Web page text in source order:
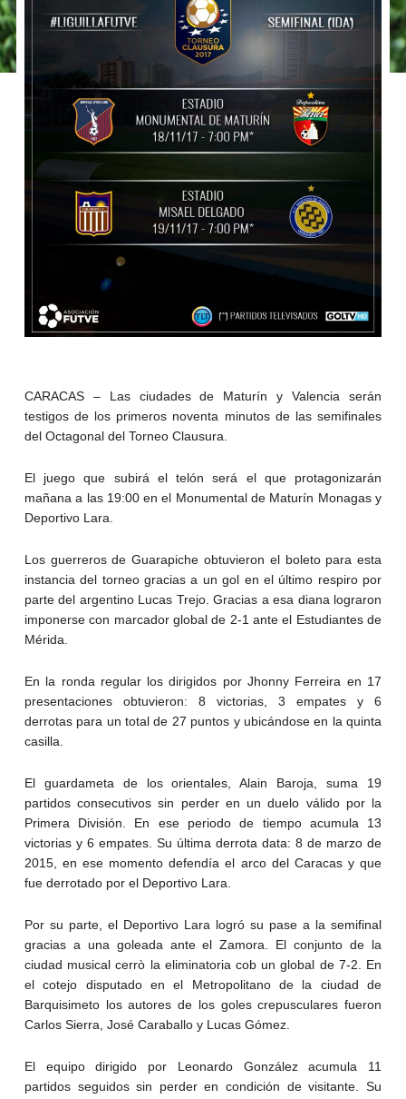
CARACAS – Las ciudades de Maturín y Valencia serán
testigos de los primeros noventa minutos de las semifinales
del Octagonal del Torneo Clausura.
El juego que subirá el telón será el que protagonizarán
mañana a las 19:00 en el Monumental de Maturín Monagas y
Deportivo Lara.
Los guerreros de Guarapiche obtuvieron el boleto para esta
instancia del torneo gracias a un gol en el último respiro por
parte del argentino Lucas Trejo. Gracias a esa diana lograron
imponerse con marcador global de 2-1 ante el Estudiantes de
Mérida.
En la ronda regular los dirigidos por Jhonny Ferreira en 17
presentaciones obtuvieron: 8 victorias, 3 empates y 6
derrotas para un total de 27 puntos y ubicándose en la quinta
casilla.
El guardameta de los orientales, Alain Baroja, suma 19
partidos consecutivos sin perder en un duelo válido por la
Primera División. En ese periodo de tiempo acumula 13
victorias y 6 empates. Su última derrota data: 8 de marzo de
2015, en ese momento defendía el arco del Caracas y que
fue derrotado por el Deportivo Lara.
Por su parte, el Deportivo Lara logró su pase a la semifinal
gracias a una goleada ante el Zamora. El conjunto de la
ciudad musical cerrò la eliminatoria cob un global de 7-2. En
el cotejo disputado en el Metropolitano de la ciudad de
Barquisimeto los autores de los goles crepusculares fueron
Carlos Sierra, José Caraballo y Lucas Gómez.
El equipo dirigido por Leonardo González acumula 11
partidos seguidos sin perder en condición de visitante. Su